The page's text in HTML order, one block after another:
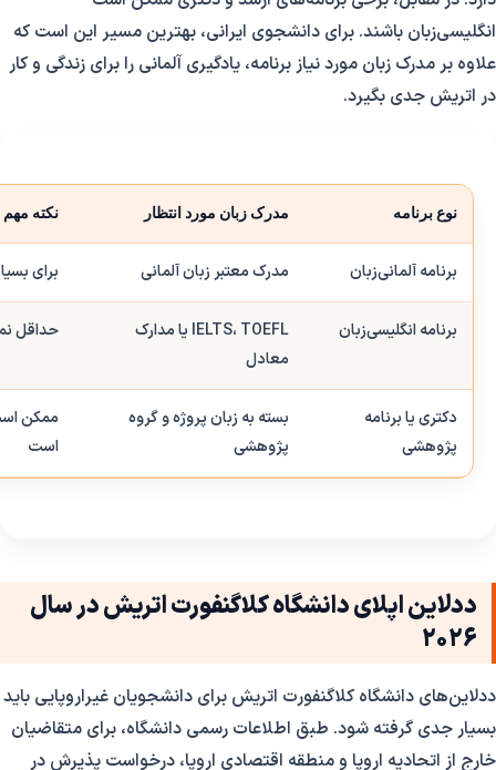
انگلیسی‌زبان باشند. برای دانشجوی ایرانی، بهترین مسیر این است که
علاوه بر مدرک زبان مورد نیاز برنامه، یادگیری آلمانی را برای زندگی و کار
در اتریش جدی بگیرد.
نوع برنامه مدرک زبان مورد انتظار نکته مهم
برنامه آلمانی‌زبان مدرک معتبر زبان آلمانی برای
برنامه انگلیسی‌زبان
IELTS، TOEFL یا مدارک
معادل
حداقل
دکتری یا برنامه
پژوهشی
بسته به زبان پروژه و گروه
پژوهشی
ممکن
است
ددلاین اپلای دانشگاه کلاگنفورت اتریش در سال
2026
ددلاین‌های دانشگاه کلاگنفورت اتریش برای دانشجویان غیراروپایی باید
بسیار جدی گرفته شود. طبق اطلاعات رسمی دانشگاه، برای متقاضیان
خارج از اتحادیه اروپا و منطقه اقتصادی اروپا، درخواست پذیرش در